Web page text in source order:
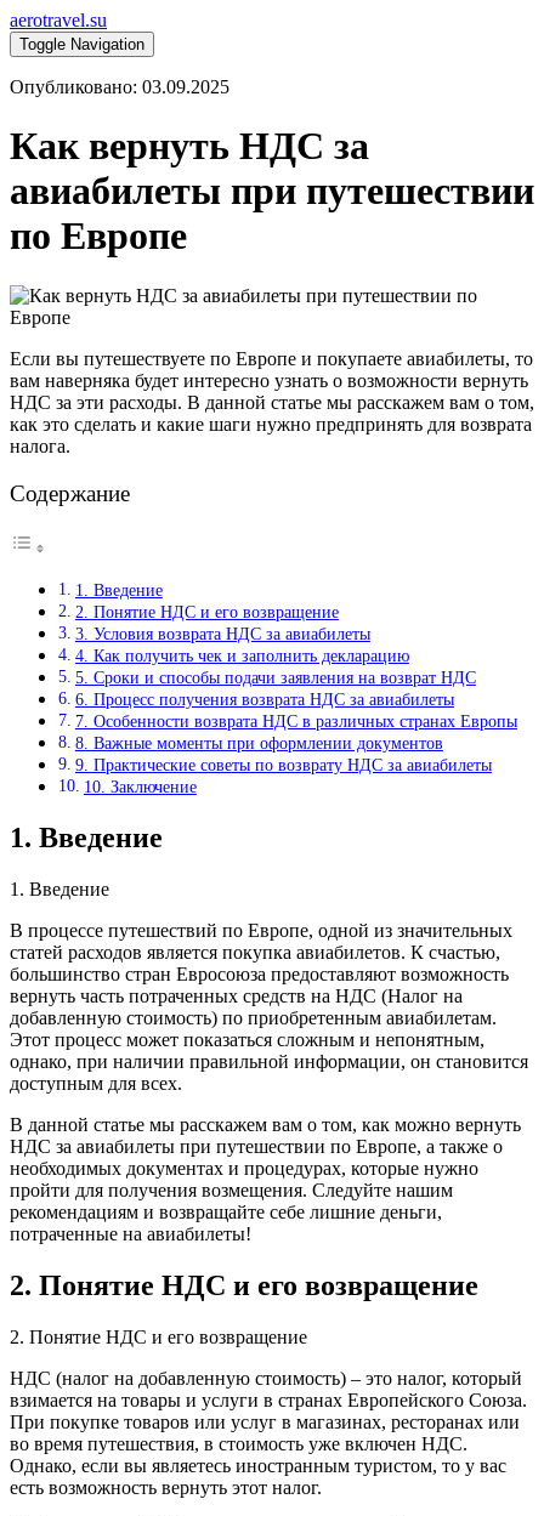
aerotravel.su
Toggle Navigation
Опубликовано: 03.09.2025
Как вернуть НДС за
авиабилеты при путешествии
по Европе
Если вы путешествуете по Европе и покупаете авиабилеты, то
вам наверняка будет интересно узнать о возможности вернуть
НДС за эти расходы. В данной статье мы расскажем вам о том,
как это сделать и какие шаги нужно предпринять для возврата
налога.
Содержание
1. Введение
2. Понятие НДС и его возвращение
3. Условия возврата НДС за авиабилеты
4. Как получить чек и заполнить декларацию
5. Сроки и способы подачи заявления на возврат НДС
6. Процесс получения возврата НДС за авиабилеты
7. Особенности возврата НДС в различных странах Европы
8. Важные моменты при оформлении документов
9. Практические советы по возврату НДС за авиабилеты
10. Заключение
1. Введение
1. Введение
В процессе путешествий по Европе, одной из значительных
статей расходов является покупка авиабилетов. К счастью,
большинство стран Евросоюза предоставляют возможность
вернуть часть потраченных средств на НДС (Налог на
добавленную стоимость) по приобретенным авиабилетам.
Этот процесс может показаться сложным и непонятным,
однако, при наличии правильной информации, он становится
доступным для всех.
В данной статье мы расскажем вам о том, как можно вернуть
НДС за авиабилеты при путешествии по Европе, а также о
необходимых документах и процедурах, которые нужно
пройти для получения возмещения. Следуйте нашим
рекомендациям и возвращайте себе лишние деньги,
потраченные на авиабилеты!
2. Понятие НДС и его возвращение
2. Понятие НДС и его возвращение
НДС (налог на добавленную стоимость) – это налог, который
взимается на товары и услуги в странах Европейского Союза.
При покупке товаров или услуг в магазинах, ресторанах или
во время путешествия, в стоимость уже включен НДС.
Однако, если вы являетесь иностранным туристом, то у вас
есть возможность вернуть этот налог.